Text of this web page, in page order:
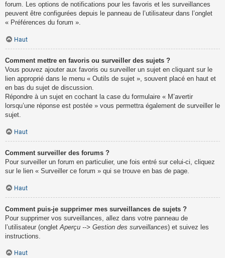
forum. Les options de notifications pour les favoris et les surveillances
peuvent être configurées depuis le panneau de l’utilisateur dans l’onglet
« Préférences du forum ».
Haut
Comment mettre en favoris ou surveiller des sujets ?
Vous pouvez ajouter aux favoris ou surveiller un sujet en cliquant sur le
lien approprié dans le menu « Outils de sujet », souvent placé en haut et
en bas du sujet de discussion.
Répondre à un sujet en cochant la case du formulaire « M’avertir
lorsqu’une réponse est postée » vous permettra également de surveiller le
sujet.
Haut
Comment surveiller des forums ?
Pour surveiller un forum en particulier, une fois entré sur celui-ci, cliquez
sur le lien « Surveiller ce forum » qui se trouve en bas de page.
Haut
Comment puis-je supprimer mes surveillances de sujets ?
Pour supprimer vos surveillances, allez dans votre panneau de
l’utilisateur (onglet Aperçu --> Gestion des surveillances) et suivez les
instructions.
Haut